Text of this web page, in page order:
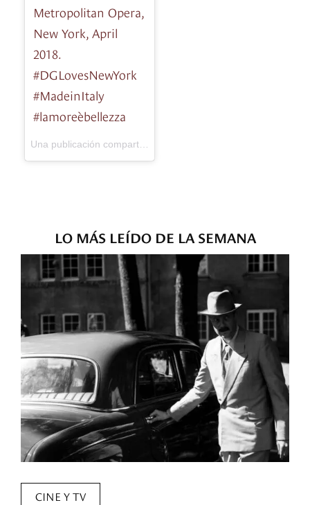
Metropolitan Opera,
New York, April
2018.
#DGLovesNewYork
#MadeinItaly
#lamoreèbellezza
LO MÁS LEÍDO DE LA SEMANA
CINE Y TV